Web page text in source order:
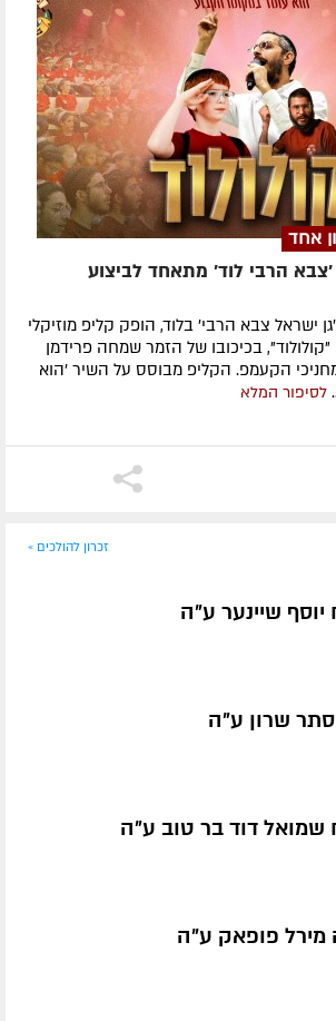
אחד
הרבי לוד' מתאחד לביצוע
ישראל צבא הרבי' בלוד, הופק קליפ מוזיקלי
בכיכובו של הזמר שמחה פרידמן
הקעמפ. הקליפ מבוסס על השיר 'הוא
לסיפור המלא
זכרון להולכים »
שיינער ע״ה
שרון ע״ה
דוד בר טוב ע״ה
מירל פופאק ע״ה